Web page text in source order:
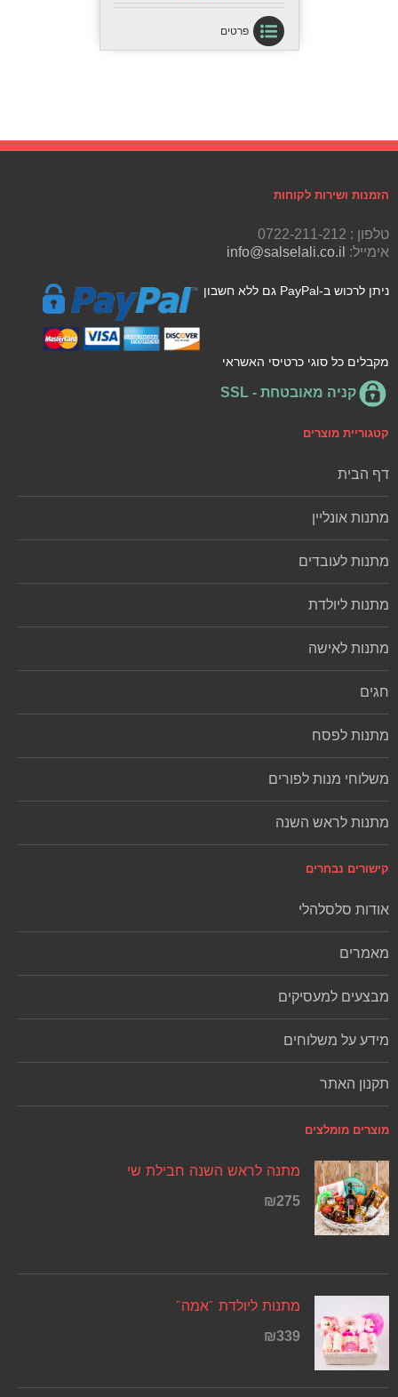
פרטים
הזמנות ושירות לקוחות
טלפון : 0722-211-212
אימייל: info@salselali.co.il
ניתן לרכוש ב-PayPal גם ללא חשבון
מקבלים כל סוגי כרטיסי האשראי
קניה מאובטחת - SSL
קטגוריית מוצרים
דף הבית
מתנות אונליין
מתנות לעובדים
מתנות ליולדת
מתנות לאישה
חגים
מתנות לפסח
משלוחי מנות לפורים
מתנות לראש השנה
קישורים נבחרים
אודות סלסלהלי
מאמרים
מבצעים למעסיקים
מידע על משלוחים
תקנון האתר
מוצרים מומלצים
מתנה לראש השנה חבילת שי
₪275
מתנות ליולדת "אמה"
₪339